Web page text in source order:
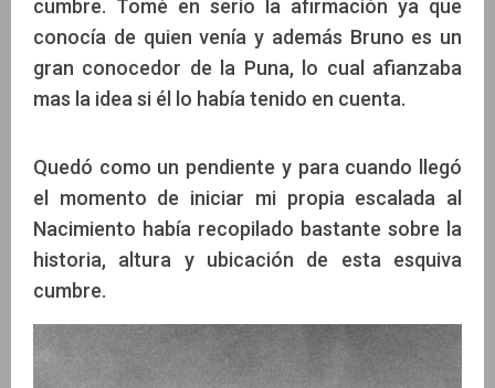
cumbre. Tomé en serio la afirmación ya que
conocía de quien venía y además Bruno es un
gran conocedor de la Puna, lo cual afianzaba
mas la idea si él lo había tenido en cuenta.
Quedó como un pendiente y para cuando llegó
el momento de iniciar mi propia escalada al
Nacimiento había recopilado bastante sobre la
historia, altura y ubicación de esta esquiva
cumbre.